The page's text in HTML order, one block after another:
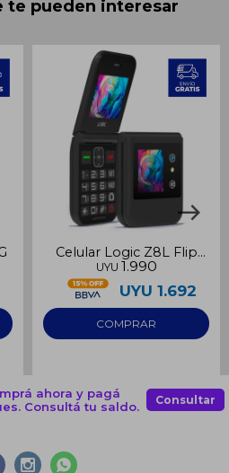
te pueden interesar
Celular Logic Z8L Flip
LTE
UYU 1.990
UYU 1.692
ahora y pagá
Consultá tu saldo.
Consultar
 